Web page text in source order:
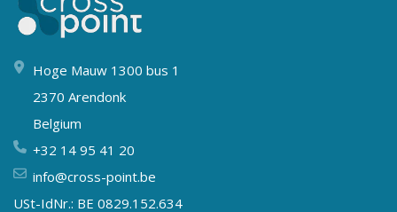
Hoge Mauw 1300 bus 1
2370 Arendonk
Belgium
+32 14 95 41 20
info@cross-point.be
USt-IdNr.: BE 0829.152.634